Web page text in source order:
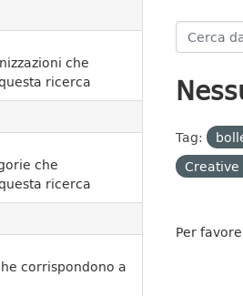
che
ricerca
che
ricerca
corrispondono a
Tag:
Creative
Per